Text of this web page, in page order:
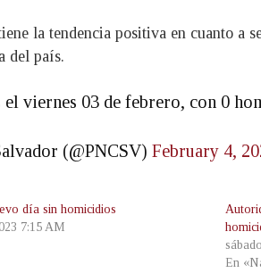
la tendencia positiva en cuanto a
del país.
viernes 03 de febrero, con 0
(@PNCSV) February 4,
día sin homicidios
7:15 AM
En